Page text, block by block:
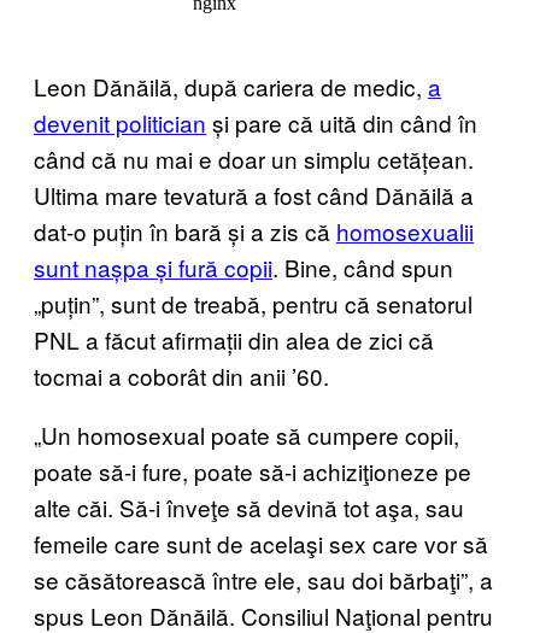
Leon Dănăilă, după cariera de medic, a
devenit politician și pare că uită din când în
când că nu mai e doar un simplu cetățean.
Ultima mare tevatură a fost când Dănăilă a
dat-o puțin în bară și a zis că homosexualii
sunt nașpa și fură copii. Bine, când spun
„puțin”, sunt de treabă, pentru că senatorul
PNL a făcut afirmații din alea de zici că
tocmai a coborât din anii ’60.
„Un homosexual poate să cumpere copii,
poate să-i fure, poate să-i achiziţioneze pe
alte căi. Să-i înveţe să devină tot aşa, sau
femeile care sunt de acelaşi sex care vor să
se căsătorească între ele, sau doi bărbaţi”, a
spus Leon Dănăilă. Consiliul Naţional pentru